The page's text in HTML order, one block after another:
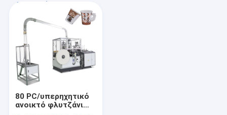
Μηχανές
(133)
80 PC/υπερηχητικό
ανοικτό φλυτζάνι